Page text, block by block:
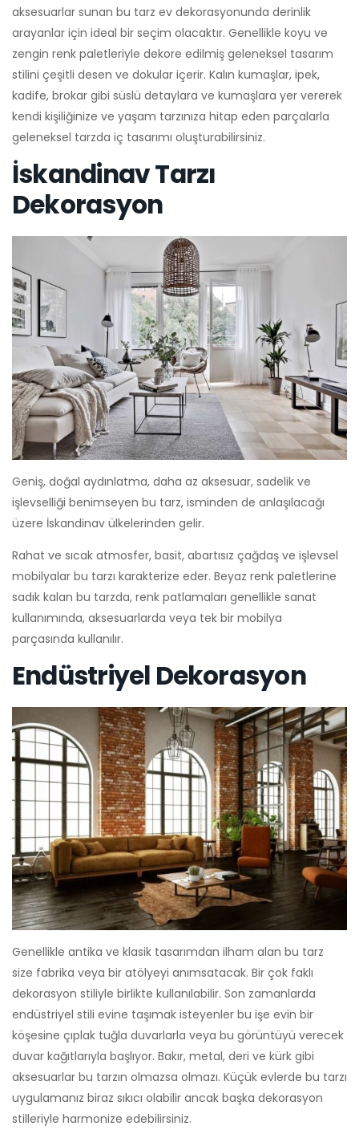
aksesuarlar sunan bu tarz ev dekorasyonunda derinlik
arayanlar için ideal bir seçim olacaktır. Genellikle koyu ve
zengin renk paletleriyle dekore edilmiş geleneksel tasarım
stilini çeşitli desen ve dokular içerir. Kalın kumaşlar, ipek,
kadife, brokar gibi süslü detaylara ve kumaşlara yer vererek
kendi kişiliğinize ve yaşam tarzınıza hitap eden parçalarla
geleneksel tarzda iç tasarımı oluşturabilirsiniz.
İskandinav Tarzı
Dekorasyon
Geniş, doğal aydınlatma, daha az aksesuar, sadelik ve
işlevselliği benimseyen bu tarz, isminden de anlaşılacağı
üzere İskandinav ülkelerinden gelir.
Rahat ve sıcak atmosfer, basit, abartısız çağdaş ve işlevsel
mobilyalar bu tarzı karakterize eder. Beyaz renk paletlerine
sadık kalan bu tarzda, renk patlamaları genellikle sanat
kullanımında, aksesuarlarda veya tek bir mobilya
parçasında kullanılır.
Endüstriyel Dekorasyon
Genellikle antika ve klasik tasarımdan ilham alan bu tarz
size fabrika veya bir atölyeyi anımsatacak. Bir çok faklı
dekorasyon stiliyle birlikte kullanılabilir. Son zamanlarda
endüstriyel stili evine taşımak isteyenler bu işe evin bir
köşesine çıplak tuğla duvarlarla veya bu görüntüyü verecek
duvar kağıtlarıyla başlıyor. Bakır, metal, deri ve kürk gibi
aksesuarlar bu tarzın olmazsa olmazı. Küçük evlerde bu tarzı
uygulamanız biraz sıkıcı olabilir ancak başka dekorasyon
stilleriyle harmonize edebilirsiniz.